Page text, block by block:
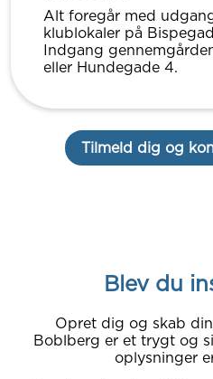
Alt foregår med
klublokaler på
Indgang
eller Hundegade 4.
Tilmeld dig og
Blev du
Opret dig og skab
Boblberg er et trygt og
oplysninger